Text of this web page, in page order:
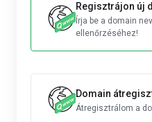
Regisztrájon új
Írja be a domain
ellenőrzéséhez!
Domain
Átregisztrálom a